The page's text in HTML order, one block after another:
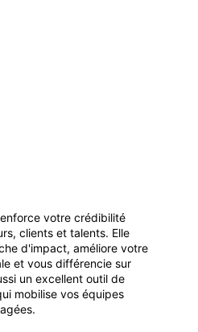
votre crédibilité
clients et talents. Elle
d'impact, améliore votre
et vous différencie sur
un excellent outil de
mobilise vos équipes